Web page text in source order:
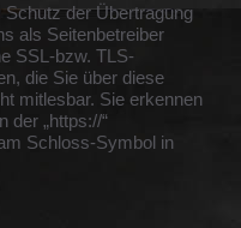
der Übertragung
als Seitenbetreiber
SSL-bzw. TLS-
die Sie über diese
mitlesbar. Sie erkennen
der „https://“
Schloss-Symbol in